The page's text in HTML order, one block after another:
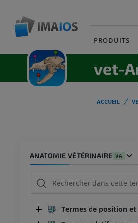
PRODUITS
vet-
ACCUEIL
ANATOMIE VÉTÉRINAIRE VA
Termes de position